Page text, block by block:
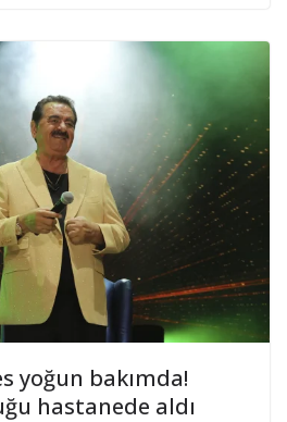
yoğun bakımda!
hastanede aldı